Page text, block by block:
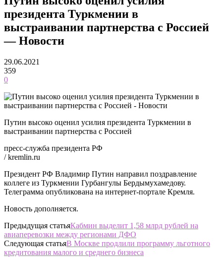
президента Туркмении в
выстраивании партнерства с Россией
— Новости
29.06.2021
359
0
Путин высоко оценил усилия президента Туркмении в
выстраивании партнерства с Россией
пресс-служба президента РФ
/ kremlin.ru
Президент РФ Владимир Путин направил поздравление
коллеге из Туркмении Гурбангулы Бердымухамедову.
Телеграмма опубликована на интернет-портале Кремля.
Новость дополняется.
Предыдущая статьяКабмин выделит 1,58 млрд рублей на
авиаперевозки между регионами ДФО
Следующая статьяВ Москве продлили программу льготного
кредитования малого и среднего бизнеса